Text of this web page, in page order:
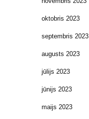
oktobris 2023
septembris 2023
augusts 2023
jūlijs 2023
jūnijs 2023
maijs 2023